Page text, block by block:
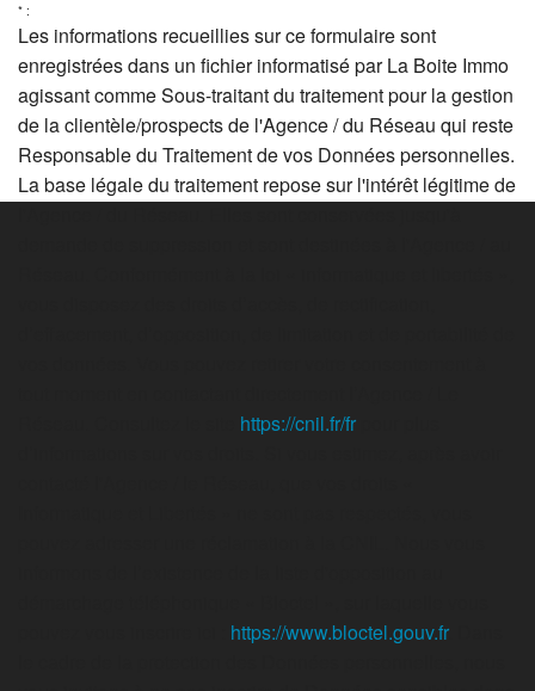
* :
Les informations recueillies sur ce formulaire sont
enregistrées dans un fichier informatisé par La Boite Immo
agissant comme Sous-traitant du traitement pour la gestion
de la clientèle/prospects de l'Agence / du Réseau qui reste
Responsable du Traitement de vos Données personnelles.
La base légale du traitement repose sur l'intérêt légitime de
https://cnil.fr/fr
https://www.bloctel.gouv.fr. Dans